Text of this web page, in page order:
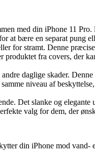
med din iPhone 11
at bære en separat pung
for stramt. Denne
fra covers, der
daglige skader.
niveau af
Det slanke og
valg for dem, der
din iPhone mod